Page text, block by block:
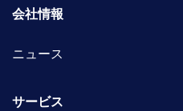
会社情報
ニュース
サービス